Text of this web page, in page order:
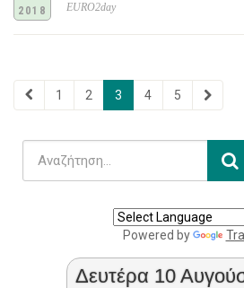
2018
EURO2day
1 2 3 4 5
Powered by
Δευτέρα 10